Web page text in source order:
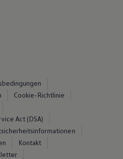
Cookie-Richtlinie
Act (DSA)
Kontakt